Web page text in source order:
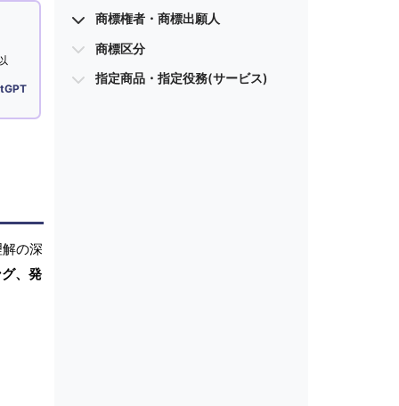
の深
、発
商標権者・商標出願人
商標区分
指定商品・指定役務(サービス)